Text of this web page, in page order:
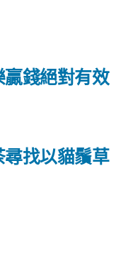
找以貓鬚草
錢絕對有效